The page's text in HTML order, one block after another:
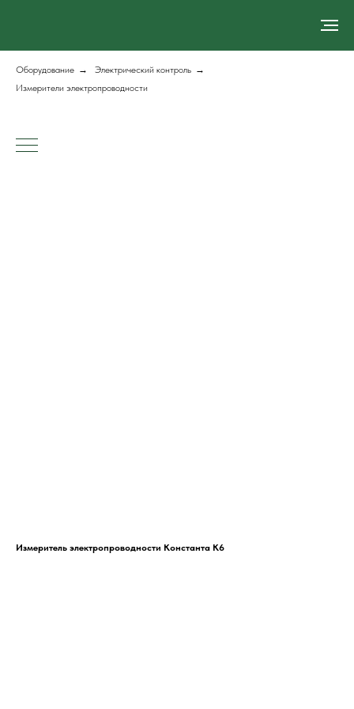
Оборудование → Электрический контроль →
Измерители электропроводности
Измеритель электропроводности Константа К6